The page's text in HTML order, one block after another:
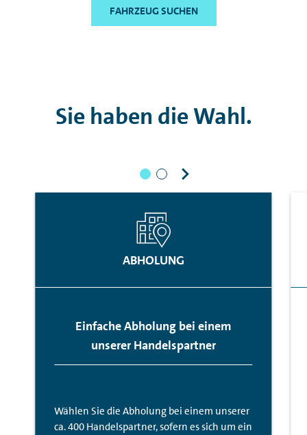
FAHRZEUG SUCHEN
Sie haben die Wahl.
ABHOLUNG
Einfache Abholung bei einem
unserer Handelspartner
Wählen Sie die Abholung bei einem unserer
ca. 400 Handelspartner, sofern es sich um ein